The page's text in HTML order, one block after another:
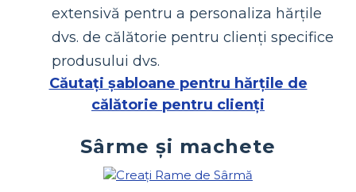
extensivă pentru a personaliza hărțile
dvs. de călătorie pentru clienți specifice
produsului dvs.
Căutați șabloane pentru hărțile de
călătorie pentru clienți
Sârme și machete